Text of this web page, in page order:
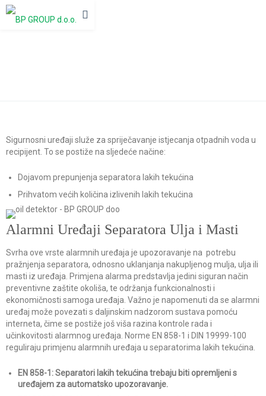
Sigurnosni uređaji služe za spriječavanje istjecanja otpadnih voda u
recipijent. To se postiže na sljedeće načine:
Dojavom prepunjenja separatora lakih tekućina
Prihvatom većih količina izlivenih lakih tekućina
Alarmni Uređaji Separatora Ulja i Masti
Svrha ove vrste alarmnih uređaja je upozoravanje na potrebu
pražnjenja separatora, odnosno uklanjanja nakupljenog mulja, ulja ili
masti iz uređaja. Primjena alarma predstavlja jedini siguran način
preventivne zaštite okoliša, te održanja funkcionalnosti i
ekonomičnosti samoga uređaja. Važno je napomenuti da se alarmni
uređaj može povezati s daljinskim nadzorom sustava pomoću
interneta, čime se postiže još viša razina kontrole rada i
učinkovitosti alarmnog uređaja. Norme EN 858-1 i DIN 19999-100
reguliraju primjenu alarmnih uređaja u separatorima lakih tekućina.
EN 858-1: Separatori lakih tekućina trebaju biti opremljeni s
uređajem za automatsko upozoravanje.